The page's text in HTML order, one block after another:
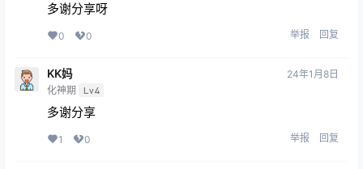
多谢分享呀
0 0 举报 回复
KK妈
化神期 Lv4
24年1月8日
多谢分享
1 0 举报 回复